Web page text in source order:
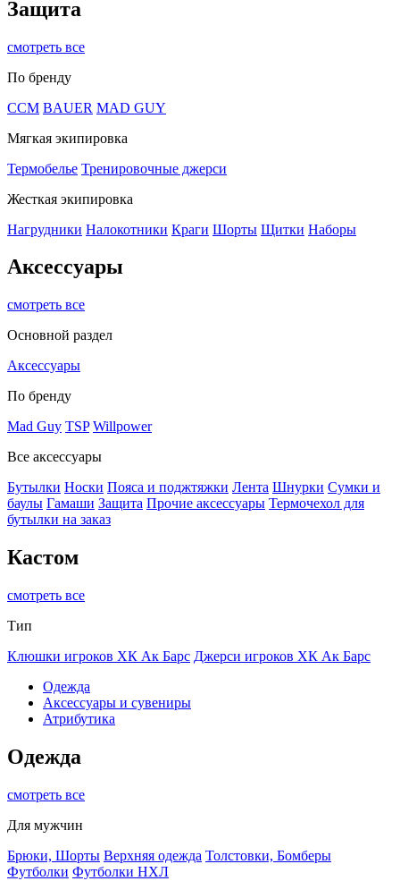
Защита
смотреть все
По бренду
CCM BAUER MAD GUY
Мягкая экипировка
Термобелье Тренировочные джерси
Жесткая экипировка
Нагрудники Налокотники Краги Шорты Щитки Наборы
Аксессуары
смотреть все
Основной раздел
Аксессуары
По бренду
Mad Guy TSP Willpower
Все аксессуары
Бутылки Носки Пояса и поджтяжки Лента Шнурки Сумки и
баулы Гамаши Защита Прочие аксессуары Термочехол для
бутылки на заказ
Кастом
смотреть все
Тип
Клюшки игроков ХК Ак Барс Джерси игроков ХК Ак Барс
Одежда
Аксессуары и сувениры
Атрибутика
Одежда
смотреть все
Для мужчин
Брюки, Шорты Верхняя одежда Толстовки, Бомберы
Футболки Футболки НХЛ